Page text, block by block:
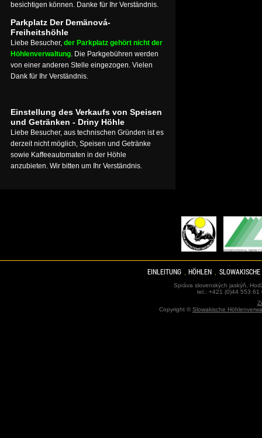
besichtigen können. Danke für Ihr Verständnis.
Parkplatz Der Demänová-
Freiheitshöhle
Liebe Besucher, der Parkplatz gehört nicht der
Höhlenverwaltung. Die Parkgebühren werden
von einer anderen Stelle eingezogen. Vielen
Dank für Ihr Verständnis.
Einstellung des Verkaufs von Speisen
und Getränken - Driny Höhle
Liebe Besucher, aus technischen Gründen ist es
derzeit nicht möglich, Speisen und Getränke
sowie Kaffeeautomaten in der Höhle
anzubieten. Wir bitten um Ihr Verständnis.
EINLEITUNG HÖHLEN
Správa slovenských jaskýň,
tel.: +421 (0)44 553
Copyright ©Slowakische